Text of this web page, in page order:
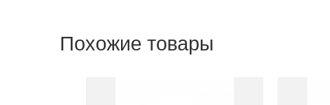
Похожие товары